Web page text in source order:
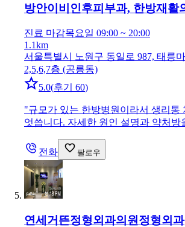
방안이비인후피부과, 한방재활
진료 마감목요일 09:00 ~ 20:00
1.1km
서울특별시 노원구 동일로 987, 태릉
2,5,6,7층 (공릉동)
5.0(후기 60)
"규모가 있는 한방병원이라서 생리통
엇씁니다. 자세한 원인 설명과 약처방
전화 팔로우
연세거뜬정형외과의원 정형외과